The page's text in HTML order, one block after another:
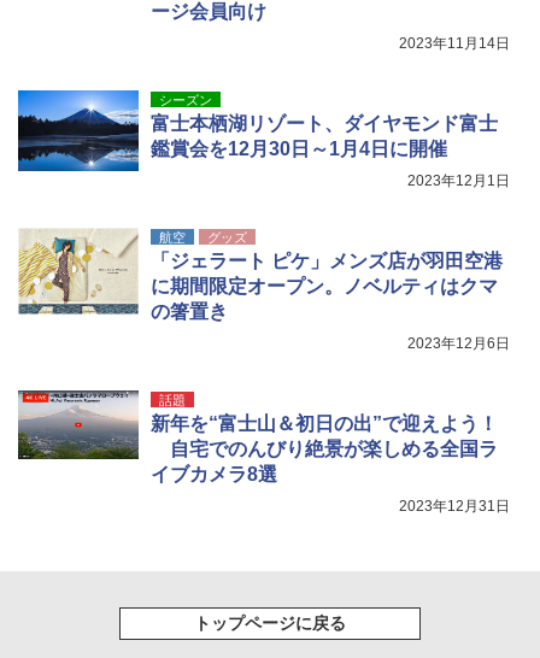
[キャンパーズコレクション 山善] 傘みたいに
人用 簡単設置 ポップアップテント PATC-15
0B エクルベージュ
￥10,990
ポインターライト 強力 小型 緑色/赤色/青紫色
ンパクト多機能設計 持ち運び便利 アウトド
ア/オフィス/教育現場/展示会用 緑
￥1,180
ージ会員向け
2023年11月14日
シーズン
富士本栖湖リゾート、ダイヤモンド富士
鑑賞会を12月30日～1月4日に開催
2023年12月1日
航空 グッズ
「ジェラート ピケ」メンズ店が羽田空港
に期間限定オープン。ノベルティはクマ
の箸置き
2023年12月6日
話題
新年を“富士山＆初日の出”で迎えよう！
自宅でのんびり絶景が楽しめる全国ラ
イブカメラ8選
2023年12月31日
トップページに戻る